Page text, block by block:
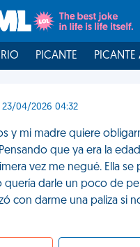
PICANTE PICANTE
04/2026 04:32
y mi madre quiere
que ya era la
vez me negué. Ella se
quería darle un poco de
con darme una paliza si